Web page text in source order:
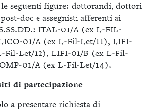
seguenti figure: dottorandi, dottori
doc e assegnisti afferenti ai
ITAL-01/A (ex L-FIL-
01/A (ex L-Fil-Let/11), LIFI-
Fil-Let/12), LIFI-01/B (ex L-Fil-
01/A (ex L-Fil-Let/14).
di partecipazione
a presentare richiesta di